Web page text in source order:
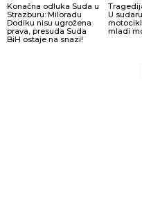
Konačna odluka Suda u
Strazburu: Miloradu
Dodiku nisu ugrožena
prava, presuda Suda
BiH ostaje na snazi!
U
mladi